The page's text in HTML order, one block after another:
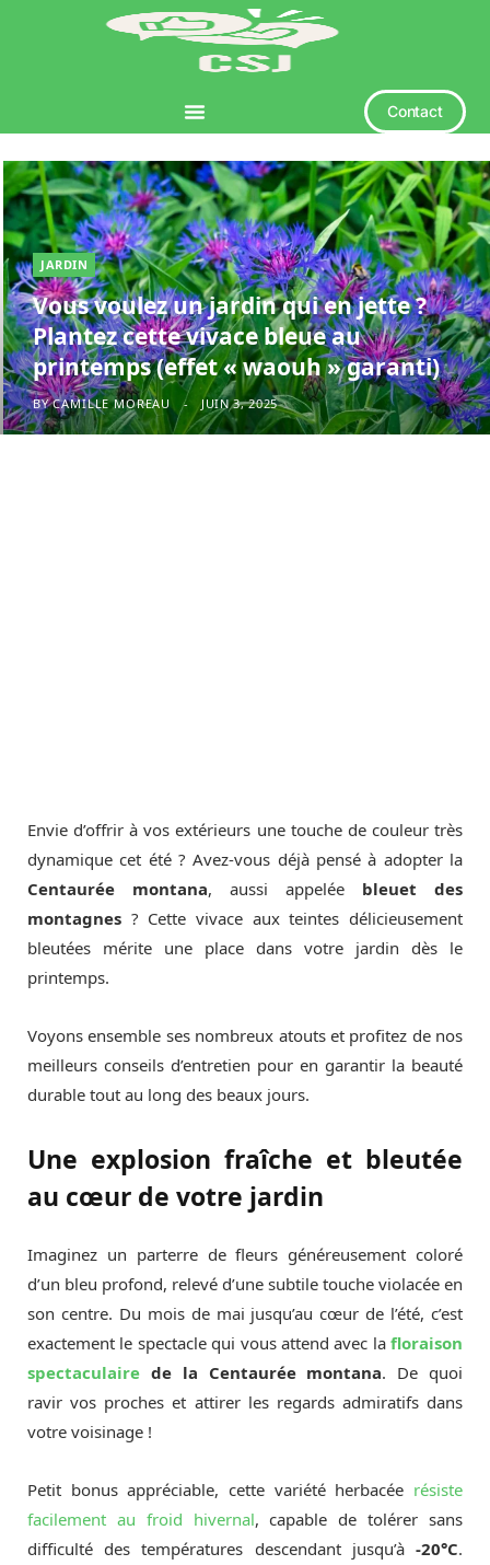
Contact
JARDIN
Vous voulez un jardin qui en jette ?
Plantez cette vivace bleue au
printemps (effet « waouh » garanti)
BY CAMILLE MOREAU JUIN 3, 2025
Envie d’offrir à vos extérieurs une touche de couleur très
dynamique cet été ? Avez-vous déjà pensé à adopter la
Centaurée montana, aussi appelée bleuet des
montagnes ? Cette vivace aux teintes délicieusement
bleutées mérite une place dans votre jardin dès le
printemps.
Voyons ensemble ses nombreux atouts et profitez de nos
meilleurs conseils d’entretien pour en garantir la beauté
durable tout au long des beaux jours.
Une explosion fraîche et bleutée
au cœur de votre jardin
Imaginez un parterre de fleurs généreusement coloré
d’un bleu profond, relevé d’une subtile touche violacée en
son centre. Du mois de mai jusqu’au cœur de l’été, c’est
exactement le spectacle qui vous attend avec la floraison
spectaculaire de la Centaurée montana. De quoi
ravir vos proches et attirer les regards admiratifs dans
votre voisinage !
Petit bonus appréciable, cette variété herbacée résiste
facilement au froid hivernal, capable de tolérer sans
difficulté des températures descendant jusqu’à -20°C.